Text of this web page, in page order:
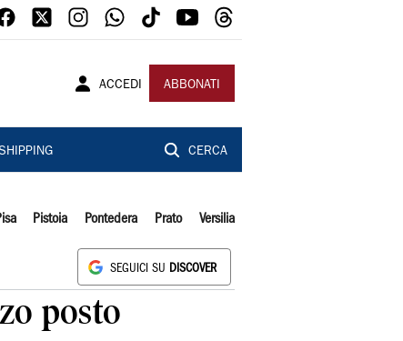
ACCEDI ABBONATI
CERCA
Pistoia Pontedera Prato Versilia
SEGUICI SU DISCOVER
posto